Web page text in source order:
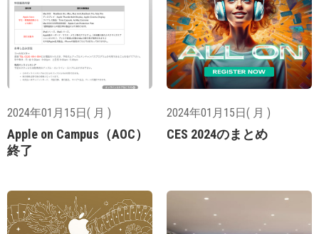
2024年01月15日( 月 )
Apple on Campus（AOC）
終了
2024年01月15日( 月 )
CES 2024のまとめ